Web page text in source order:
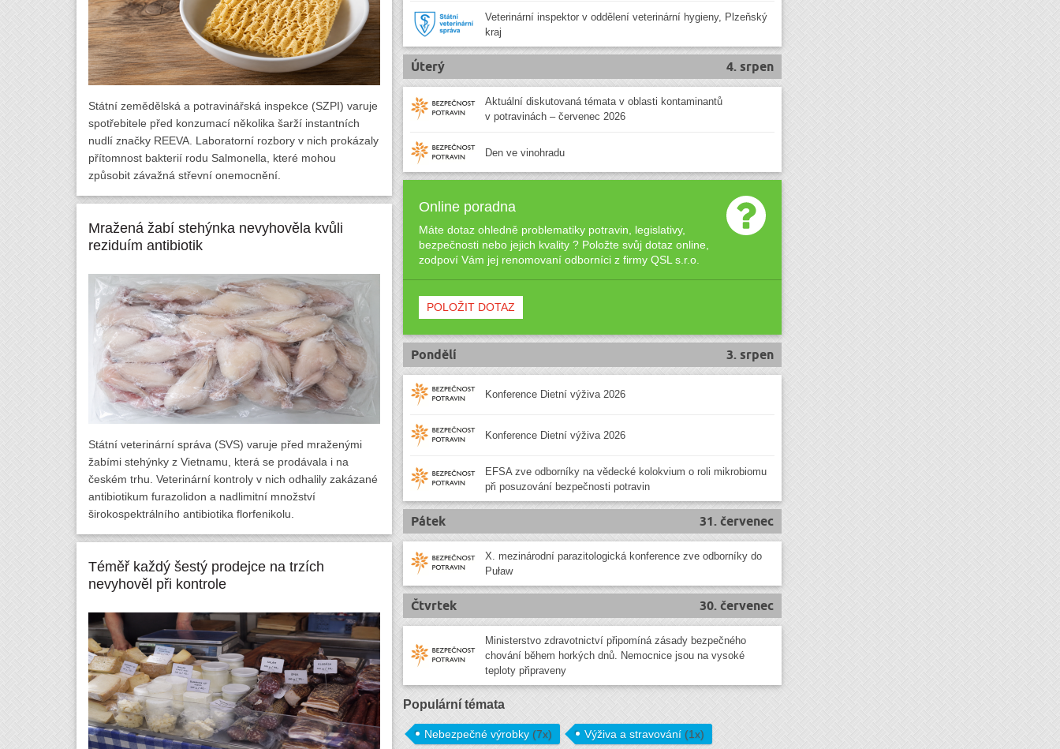
Státní zemědělská a potravinářská inspekce (SZPI) varuje
spotřebitele před konzumací několika šarží instantních
nudlí značky REEVA. Laboratorní rozbory v nich prokázaly
přítomnost bakterií rodu Salmonella, které mohou
způsobit závažná střevní onemocnění.
Mražená žabí stehýnka nevyhověla kvůli
reziduím antibiotik
Státní veterinární správa (SVS) varuje před mraženými
žabími stehýnky z Vietnamu, která se prodávala i na
českém trhu. Veterinární kontroly v nich odhalily zakázané
antibiotikum furazolidon a nadlimitní množství
širokospektrálního antibiotika florfenikolu.
Téměř každý šestý prodejce na trzích
nevyhověl při kontrole
Veterinární inspektor v oddělení veterinární hygieny, Plzeňský
kraj
4. srpen
Úterý
Aktuální diskutovaná témata v oblasti kontaminantů
v potravinách – červenec 2026
Den ve vinohradu
Online poradna
Máte dotaz ohledně problematiky potravin, legislativy,
bezpečnosti nebo jejich kvality ? Položte svůj dotaz online,
zodpoví Vám jej renomovaní odborníci z firmy QSL s.r.o.
POLOŽIT DOTAZ
3. srpen
Pondělí
Konference Dietní výživa 2026
Konference Dietní výživa 2026
EFSA zve odborníky na vědecké kolokvium o roli mikrobiomu
při posuzování bezpečnosti potravin
31. červenec
Pátek
X. mezinárodní parazitologická konference zve odborníky do
Puław
30. červenec
Čtvrtek
Ministerstvo zdravotnictví připomíná zásady bezpečného
chování během horkých dnů. Nemocnice jsou na vysoké
teploty připraveny
Populární témata
Nebezpečné výrobky (7x) Výživa a stravování (1x)